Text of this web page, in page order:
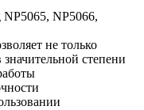
NP5066,
не только
степени